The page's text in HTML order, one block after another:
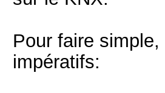
Pour faire
impératifs: